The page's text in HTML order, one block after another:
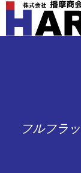
フルフラ